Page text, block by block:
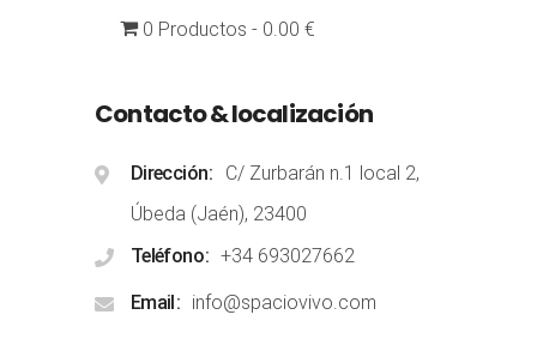
0 Productos 0.00 €
Contacto & localización
Dirección
C/ Zurbarán n.1 local 2,
Úbeda (Jaén), 23400
Teléfono
+34 693027662
Email info@spaciovivo.com